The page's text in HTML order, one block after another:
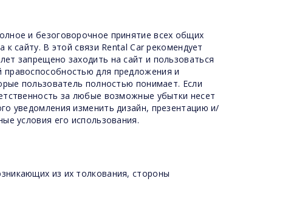
и безоговорочное принятие всех общих
сайту. В этой связи Rental Car рекомендует
запрещено заходить на сайт и пользоваться
для предложения и
пользователь полностью понимает. Если
за любые возможные убытки несет
уведомления изменить дизайн, презентацию и/
условия его использования.
из их толкования, стороны